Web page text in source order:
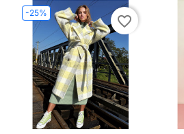
-25%
favorite_border